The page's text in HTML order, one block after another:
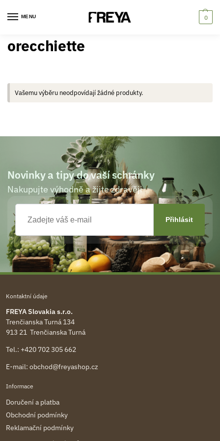
MENU 0
orecchiette
Vašemu výběru neodpovídají žádné produkty.
Novinky a tipy do vaší schránky
Nakupujte výhodně a žijte zdravěji
Kontaktní údaje
FREYA Slovakia s.r.o.
Trenčianska Turná 134
913 21 Trenčianska Turná
Tel.: +420 702 305 662
E-mail: obchod@freyashop.cz
Informace
Doručení a platba
Obchodní podmínky
Reklamační podmínky